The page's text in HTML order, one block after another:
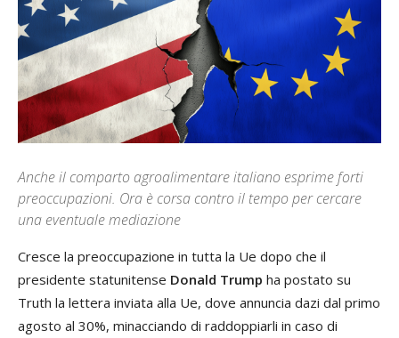
Anche il comparto agroalimentare italiano esprime forti
preoccupazioni. Ora è corsa contro il tempo per cercare
una eventuale mediazione
Cresce la preoccupazione in tutta la Ue dopo che il
presidente statunitense Donald Trump ha postato su
Truth la lettera inviata alla Ue, dove annuncia dazi dal primo
agosto al 30%, minacciando di raddoppiarli in caso di